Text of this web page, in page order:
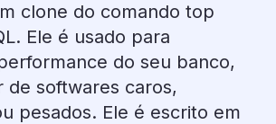
clone do comando top
Ele é usado para
do seu banco,
de softwares caros,
pesados. Ele é escrito em